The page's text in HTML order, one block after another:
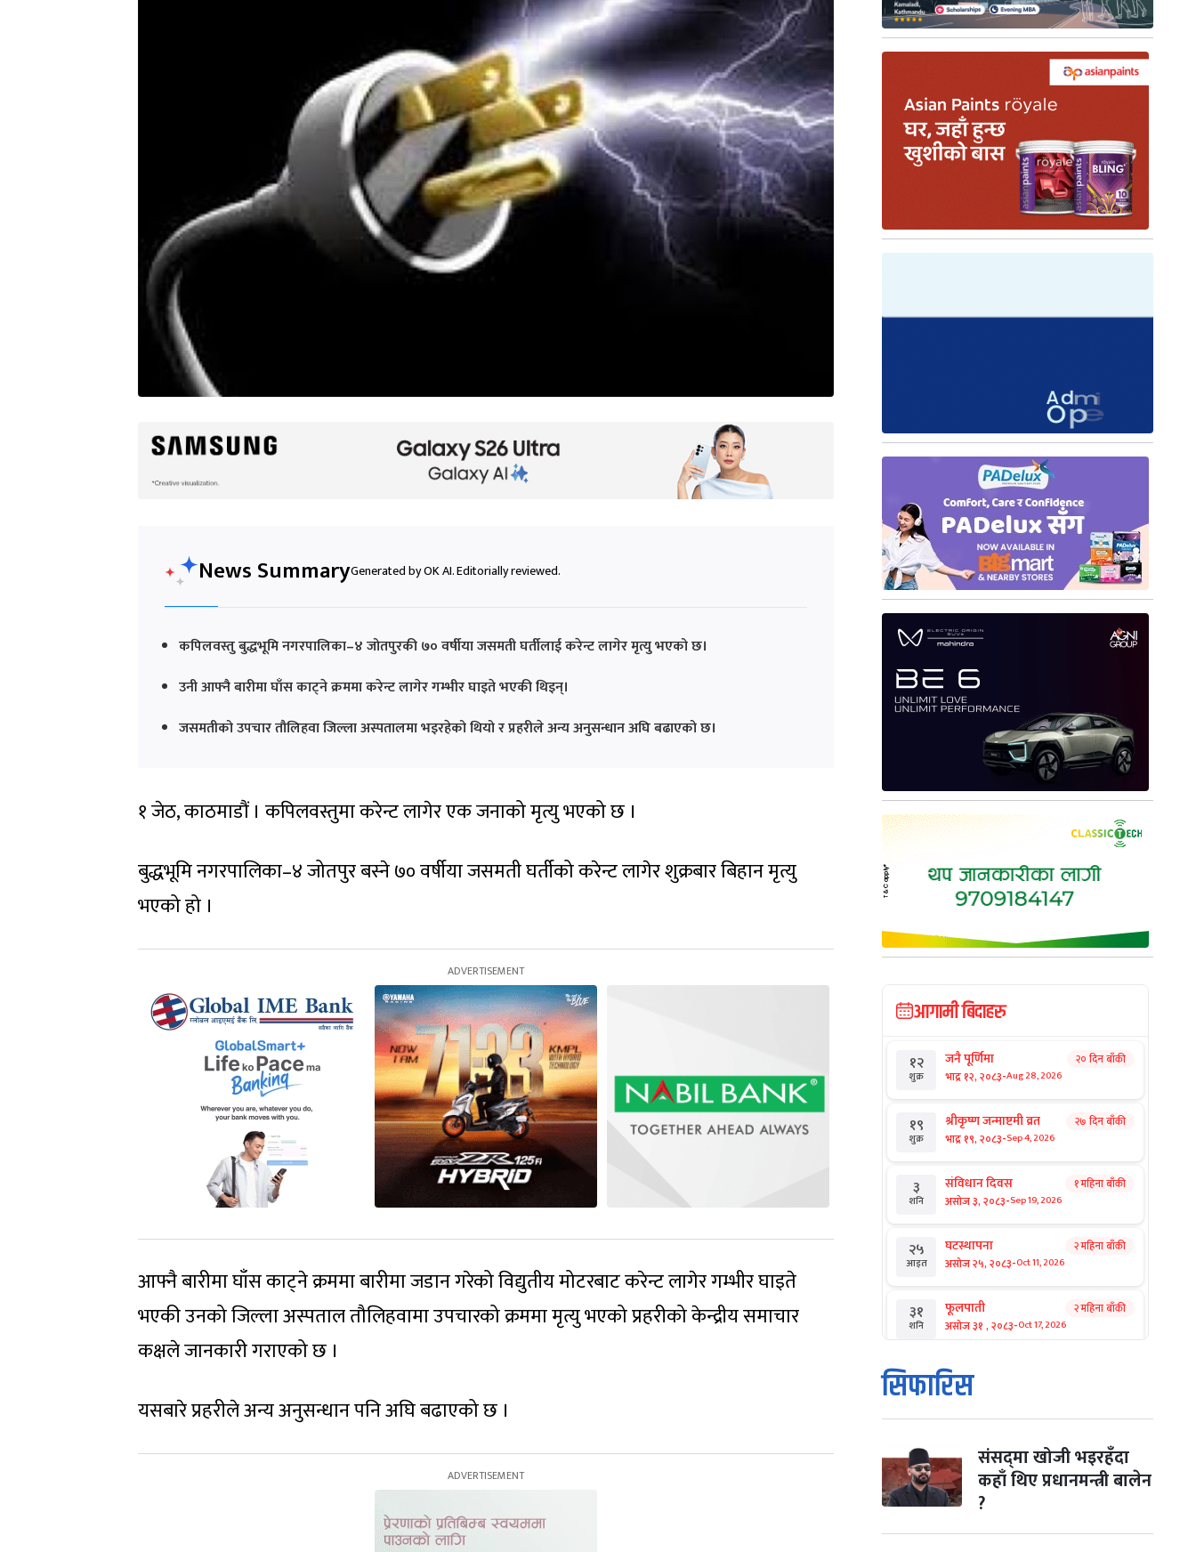
News SummaryGenerated by OK AI. Editorially reviewed.
कपिलवस्तु बुद्धभूमि नगरपालिका–४ जोतपुरकी ७० वर्षीया जसमती घर्तीलाई करेन्ट लागेर मृत्यु भएको छ।
उनी आफ्नै बारीमा घाँस काट्ने क्रममा करेन्ट लागेर गम्भीर घाइते भएकी थिइन्।
जसमतीको उपचार तौलिहवा जिल्ला अस्पतालमा भइरहेको थियो र प्रहरीले अन्य अनुसन्धान अघि बढाएको छ।
१ जेठ, काठमाडौं । कपिलवस्तुमा करेन्ट लागेर एक जनाको मृत्यु भएको छ ।
बुद्धभूमि नगरपालिका–४ जोतपुर बस्ने ७० वर्षीया जसमती घर्तीको करेन्ट लागेर शुक्रबार बिहान मृत्यु
भएको हो ।
आफ्नै बारीमा घाँस काट्ने क्रममा बारीमा जडान गरेको विद्युतीय मोटरबाट करेन्ट लागेर गम्भीर घाइते
भएकी उनको जिल्ला अस्पताल तौलिहवामा उपचारको क्रममा मृत्यु भएको प्रहरीको केन्द्रीय समाचार
कक्षले जानकारी गराएको छ ।
यसबारे प्रहरीले अन्य अनुसन्धान पनि अघि बढाएको छ ।
आगामी बिदाहरु
१२
शुक्र
जनै पूर्णिमा
भाद्र १२, २०८३-Aug 28, 2026
२० दिन बाँकी
१९
शुक्र
श्रीकृष्ण जन्माष्टमी व्रत
भाद्र १९, २०८३-Sep 4, 2026
२७ दिन बाँकी
३
शनि
संविधान दिवस
असोज ३, २०८३-Sep 19, 2026
१ महिना बाँकी
२५
आइत
घटस्थापना
असोज २५, २०८३-Oct 11, 2026
२ महिना बाँकी
३१
शनि
फूलपाती
असोज ३१ , २०८३-Oct 17, 2026
२ महिना बाँकी
१
आइत
कार्तिक सङ्क्रान्ति
कार्तिक १, २०८३
मंगल कार्तिक ३, २०८३-Oct 20, 2026
४ विजयादशमी
कार्तिक ४, २०८३
सिफारिस
संसद्‌मा खोजी भइरहँदा
कहाँ थिए प्रधानमन्त्री बालेन
?